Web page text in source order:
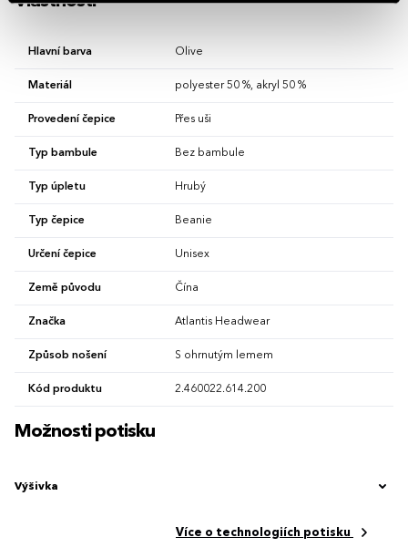
Hlavní barva Olive
Materiál polyester 50 %, akryl 50 %
Provedení čepice Přes uši
Typ bambule Bez bambule
Typ úpletu Hrubý
Typ čepice Beanie
Určení čepice Unisex
Země původu Čína
Značka Atlantis Headwear
Způsob nošení S ohrnutým lemem
Kód produktu 2.460022.614.200
Možnosti potisku
Výšivka
Více o technologiích potisku